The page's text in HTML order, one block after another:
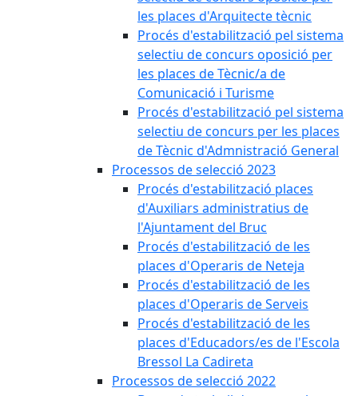
les places d'Arquitecte tècnic
Procés d'estabilització pel sistema
selectiu de concurs oposició per
les places de Tècnic/a de
Comunicació i Turisme
Procés d'estabilització pel sistema
selectiu de concurs per les places
de Tècnic d'Admnistració General
Processos de selecció 2023
Procés d'estabilització places
d'Auxiliars administratius de
l'Ajuntament del Bruc
Procés d'estabilització de les
places d'Operaris de Neteja
Procés d'estabilització de les
places d'Operaris de Serveis
Procés d'estabilització de les
places d'Educadors/es de l'Escola
Bressol La Cadireta
Processos de selecció 2022